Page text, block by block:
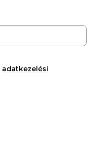
adatkezelési